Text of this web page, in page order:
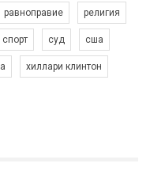
на конкурс PACT, який
з протидії
нашу
ЛГБТ в Україні.
натисни "лайк" під
the development of
равноправие религия
спорт суд сша
хиллари клинтон